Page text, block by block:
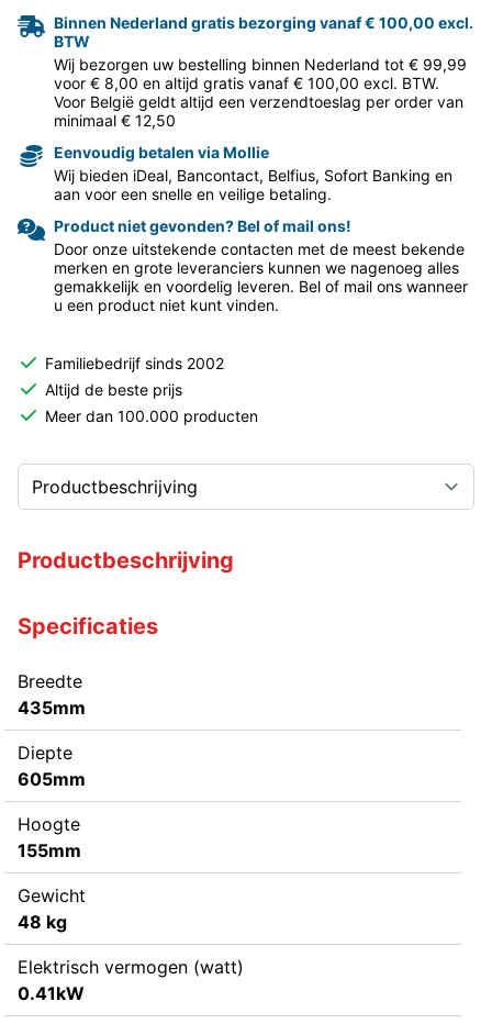
Binnen Nederland gratis bezorging vanaf € 100,00 excl.
BTW
Wij bezorgen uw bestelling binnen Nederland tot € 99,99
voor € 8,00 en altijd gratis vanaf € 100,00 excl. BTW.
Voor België geldt altijd een verzendtoeslag per order van
minimaal € 12,50
Eenvoudig betalen via Mollie
Wij bieden iDeal, Bancontact, Belfius, Sofort Banking en
aan voor een snelle en veilige betaling.
Product niet gevonden? Bel of mail ons!
Door onze uitstekende contacten met de meest bekende
merken en grote leveranciers kunnen we nagenoeg alles
gemakkelijk en voordelig leveren. Bel of mail ons wanneer
u een product niet kunt vinden.
Familiebedrijf sinds 2002
Altijd de beste prijs
Meer dan 100.000 producten
Productbeschrijving
Specificaties
Breedte
435mm
Diepte
605mm
Hoogte
155mm
Gewicht
48 kg
Elektrisch vermogen (watt)
0.41kW